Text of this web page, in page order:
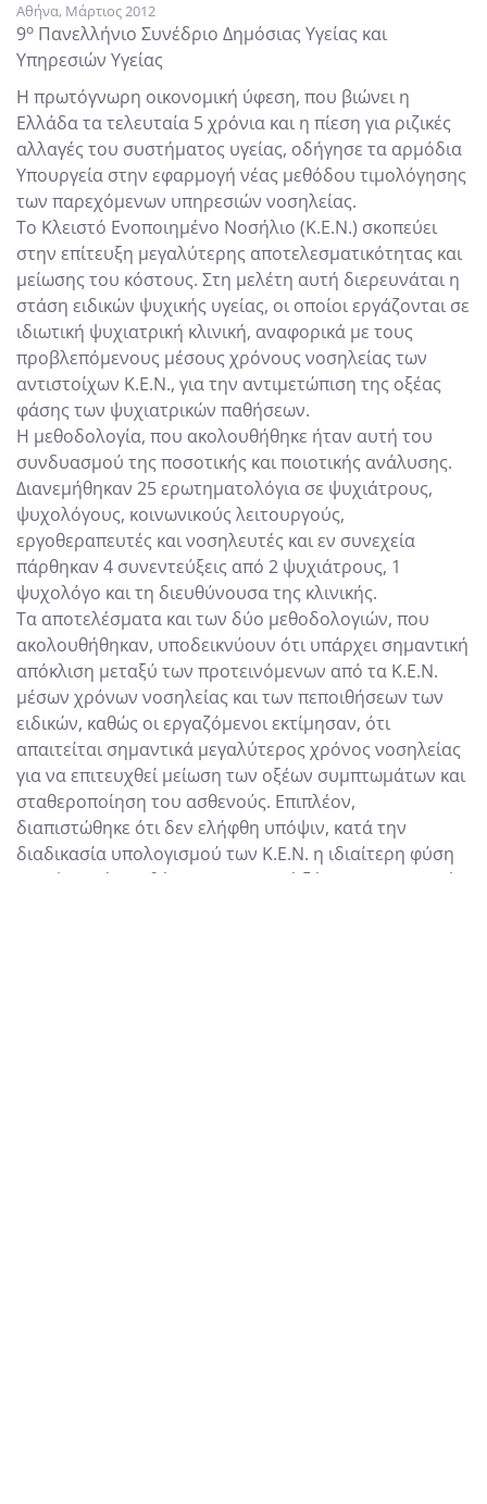
Αθήνα, Μάρτιος 2012
9ο Πανελλήνιο Συνέδριο Δημόσιας Υγείας και
Υπηρεσιών Υγείας
Η πρωτόγνωρη οικονομική ύφεση, που βιώνει η
Ελλάδα τα τελευταία 5 χρόνια και η πίεση για ριζικές
αλλαγές του συστήματος υγείας, οδήγησε τα αρμόδια
Υπουργεία στην εφαρμογή νέας μεθόδου τιμολόγησης
των παρεχόμενων υπηρεσιών νοσηλείας.
Το Κλειστό Ενοποιημένο Νοσήλιο (Κ.Ε.Ν.) σκοπεύει
στην επίτευξη μεγαλύτερης αποτελεσματικότητας και
μείωσης του κόστους. Στη μελέτη αυτή διερευνάται η
στάση ειδικών ψυχικής υγείας, οι οποίοι εργάζονται σε
ιδιωτική ψυχιατρική κλινική, αναφορικά με τους
προβλεπόμενους μέσους χρόνους νοσηλείας των
αντιστοίχων Κ.Ε.Ν., για την αντιμετώπιση της οξέας
φάσης των ψυχιατρικών παθήσεων.
Η μεθοδολογία, που ακολουθήθηκε ήταν αυτή του
συνδυασμού της ποσοτικής και ποιοτικής ανάλυσης.
Διανεμήθηκαν 25 ερωτηματολόγια σε ψυχιάτρους,
ψυχολόγους, κοινωνικούς λειτουργούς,
εργοθεραπευτές και νοσηλευτές και εν συνεχεία
πάρθηκαν 4 συνεντεύξεις από 2 ψυχιάτρους, 1
ψυχολόγο και τη διευθύνουσα της κλινικής.
Τα αποτελέσματα και των δύο μεθοδολογιών, που
ακολουθήθηκαν, υποδεικνύουν ότι υπάρχει σημαντική
απόκλιση μεταξύ των προτεινόμενων από τα Κ.Ε.Ν.
μέσων χρόνων νοσηλείας και των πεποιθήσεων των
ειδικών, καθώς οι εργαζόμενοι εκτίμησαν, ότι
απαιτείται σημαντικά μεγαλύτερος χρόνος νοσηλείας
για να επιτευχθεί μείωση των οξέων συμπτωμάτων και
σταθεροποίηση του ασθενούς. Επιπλέον,
διαπιστώθηκε ότι δεν ελήφθη υπόψιν, κατά την
διαδικασία υπολογισμού των Κ.Ε.Ν. η ιδιαίτερη φύση
των ψυχικών παθήσεων (αρνητική ζήτηση, υποτροπές,